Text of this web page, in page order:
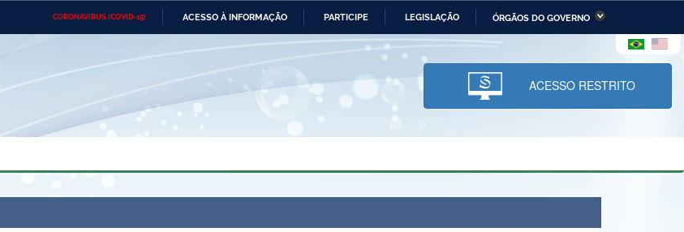
CORONAVÍRUS (COVID-19) ACESSO À INFORMAÇÃO PARTICIPE LEGISLAÇÃO ÓRGÃOS DO GOVERNO
Ministério das Relações Ministério da Economia Ministério da Infraestrutura
Ministério da Ciência,
Tecnologia, Inovações e
Comunicações
do Desenvolvimento
e dos Direitos Humanos
Geral da União Banco Central do Brasil Planalto
ACESSO RESTRITO